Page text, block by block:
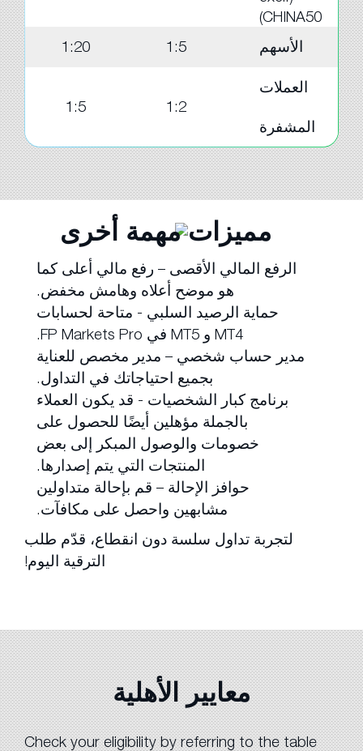
CHINA50)
الأسهم 1:5
1:20
العملات
المشفرة
1:2
1:5
مميزات مهمة أخرى
الرفع المالي الأقصى – رفع مالي أعلى كما
هو موضح أعلاه وهامش مخفض.
حماية الرصيد السلبي - متاحة لحسابات
MT4 و MT5 في FP Markets Pro.
مدير حساب شخصي – مدير مخصص للعناية
بجميع احتياجاتك في التداول.
برنامج كبار الشخصيات - قد يكون العملاء
بالجملة مؤهلين أيضًا للحصول على
خصومات والوصول المبكر إلى بعض
المنتجات التي يتم إصدارها.
حوافز الإحالة – قم بإحالة متداولين
مشابهين واحصل على مكافآت.
لتجربة تداول سلسة دون انقطاع، قدّم طلب
الترقية اليوم!
معايير الأهلية
Check your eligibility by referring to the table